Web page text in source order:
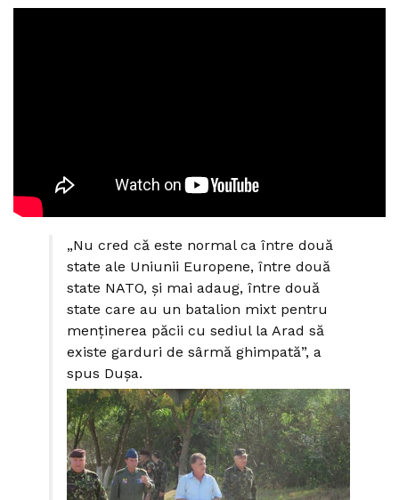
„Nu cred că este normal ca între două
state ale Uniunii Europene, între două
state NATO, și mai adaug, între două
state care au un batalion mixt pentru
menținerea păcii cu sediul la Arad să
existe garduri de sârmă ghimpată”, a
spus Dușa.